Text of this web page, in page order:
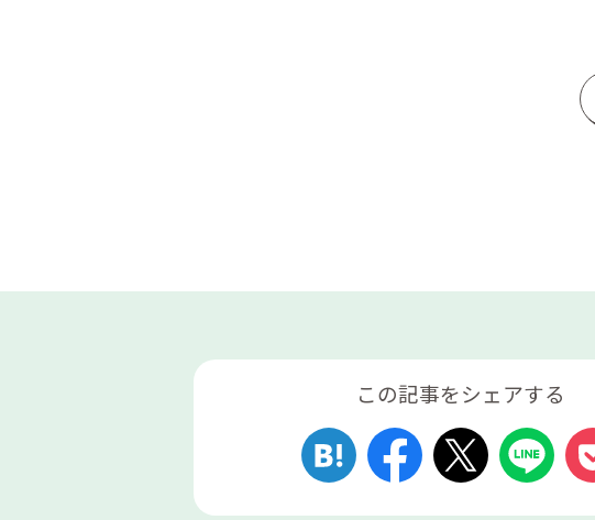
この記事をシェアする